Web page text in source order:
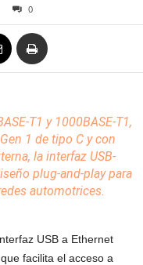
0
T1 y 1000BASE-T1,
1 de tipo C y con
la interfaz USB-
plug-and-play para
automotrices.
USB a Ethernet
facilita el acceso a